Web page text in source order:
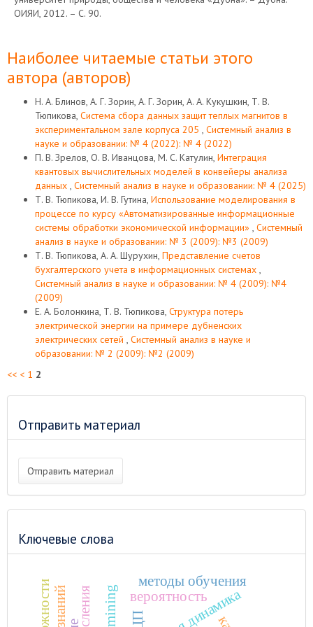
ОИЯИ, 2012. – С. 90.
Наиболее читаемые статьи этого
автора (авторов)
Н. А. Блинов, А. Г. Зорин, А. Г. Зорин, А. А. Кукушкин, Т. В.
Тюпикова, Система сбора данных защит теплых магнитов в
экспериментальном зале корпуса 205 , Системный анализ в
науке и образовании: № 4 (2022): № 4 (2022)
П. В. Зрелов, О. В. Иванцова, М. С. Катулин, Интеграция
квантовых вычислительных моделей в конвейеры анализа
данных , Системный анализ в науке и образовании: № 4 (2025)
Т. В. Тюпикова, И. В. Гутина, Использование моделирования в
процессе по курсу «Автоматизированные информационные
системы обработки экономической информации» , Системный
анализ в науке и образовании: № 3 (2009): №3 (2009)
Т. В. Тюпикова, А. А. Шурухин, Представление счетов
бухгалтерского учета в информационных системах ,
Системный анализ в науке и образовании: № 4 (2009): №4
(2009)
Е. А. Болонкина, Т. В. Тюпикова, Структура потерь
электрической энергии на примере дубненских
электрических сетей , Системный анализ в науке и
образовании: № 2 (2009): №2 (2009)
<< < 1 2
Отправить материал
Отправить материал
Ключевые слова
методы обучения
вероятность